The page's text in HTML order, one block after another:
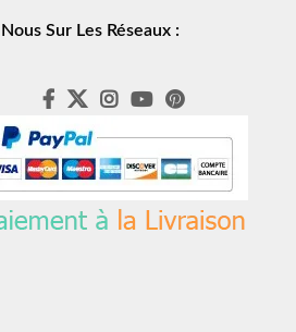
Sur Les Réseaux :